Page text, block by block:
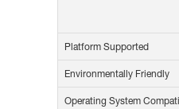
Platform Supported
Environmentally Friendly
Operating System